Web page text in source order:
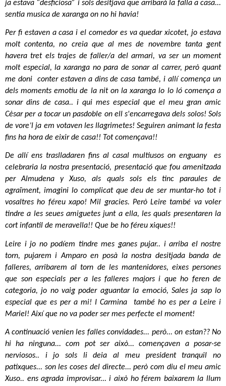
ja estava “desficiosa” i sols desitjava que arribarà la falla a casa...
sentia musica de xaranga on no hi havia!
Per fi estaven a casa i el comedor es va quedar xicotet, jo estava
molt contenta, no creia que al mes de novembre tanta gent
havera tret els trajes de faller/a del armari, va ser un moment
molt especial, la xaranga no para de sonar al carrer, però quant
me doni  conter estaven a dins de casa també, i allí comença un
dels moments emotiu de la nit on la xaranga lo lo ló comença a
sonar dins de casa.. i qui mes especial que el meu gran amic
Cèsar per a tocar un pasdoble on ell s'encarregava dels solos! Sols
de vore’l ja em votaven les llagrimetes! Seguiren animant la festa
fins ha hora de eixir de casa!! Tot començava!!
De allí ens traslladaren fins al casal multiusos on enguany  es
celebraria la nostra presentació, presentació que fou amenitzada
per Almudena y Xuso, als quals sols els tinc paraules de
agraïment, imagini lo complicat que deu de ser muntar-ho tot i
vosaltres ho féreu xapo! Mil gracies. Però Leire també va voler
tindre a les seues amiguetes junt a ella, les quals presentaren la
cort infantil de meravella!! Que be ho féreu xiques!!
Leire i jo no podíem tindre mes ganes pujar.. i arriba el nostre
torn, pujarem i Amparo en posà la nostra desitjada banda de
falleres, arribarem al torn de les mantenidores, eixes persones
que son especials per a les falleres majors i que ho feren de
categoria, jo no vaig poder aguantar la emoció, Sales ja sap lo
especial que es per a mi! I Carmina  també ho es per a Leire i
Mariel! Així que no va poder ser mes perfecte el moment!
A continuació venien les falles convidades... però... on estan?? No
hi ha ninguna... com pot ser això... començaven a posar-se
nerviosos.. i jo sols li deia al meu president tranquil no
patixques... son les coses del directe... però com diu el meu amic
Xuso.. ens agrada improvisar... i això ho férem baixarem la llum